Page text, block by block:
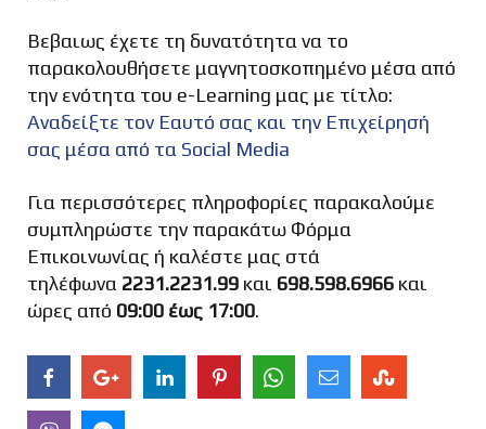
Βεβαιως έχετε τη δυνατότητα να το
παρακολουθήσετε μαγνητοσκοπημένο μέσα από
την ενότητα του e-Learning μας με τίτλο:
Αναδείξτε τον Eαυτό σας και την Eπιχείρησή
σας μέσα από τα Social Media
Για περισσότερες πληροφορίες παρακαλούμε
συμπληρώστε την παρακάτω Φόρμα
Επικοινωνίας ή καλέστε μας στά
τηλέφωνα 2231.2231.99 και 698.598.6966 και
ώρες από 09:00 έως 17:00.
Τηλέφωνο
Επώνυμο *
Email *